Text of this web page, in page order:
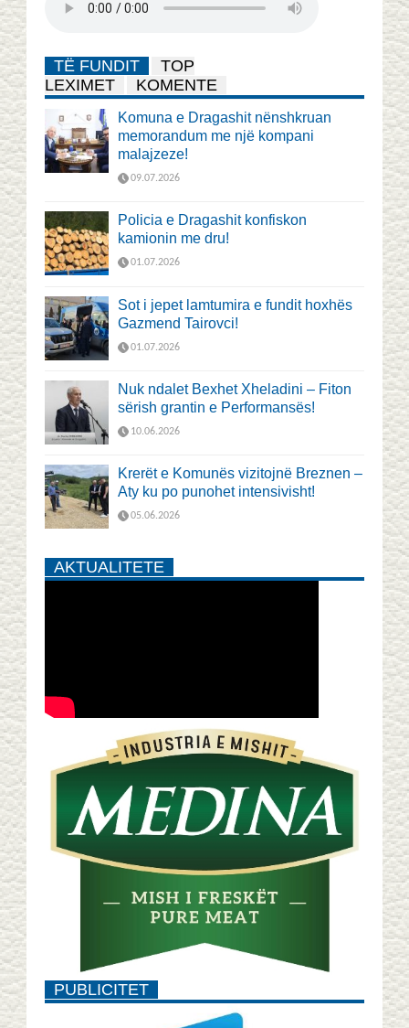
TË FUNDIT
TOP
LEXIMET
KOMENTE
Komuna e Dragashit nënshkruan
memorandum me një kompani
malajzeze!
09.07.2026
Policia e Dragashit konfiskon
kamionin me dru!
01.07.2026
Sot i jepet lamtumira e fundit hoxhës
Gazmend Tairovci!
01.07.2026
Nuk ndalet Bexhet Xheladini – Fiton
sërish grantin e Performansës!
10.06.2026
Krerët e Komunës vizitojnë Breznen –
Aty ku po punohet intensivisht!
05.06.2026
AKTUALITETE
PUBLICITET